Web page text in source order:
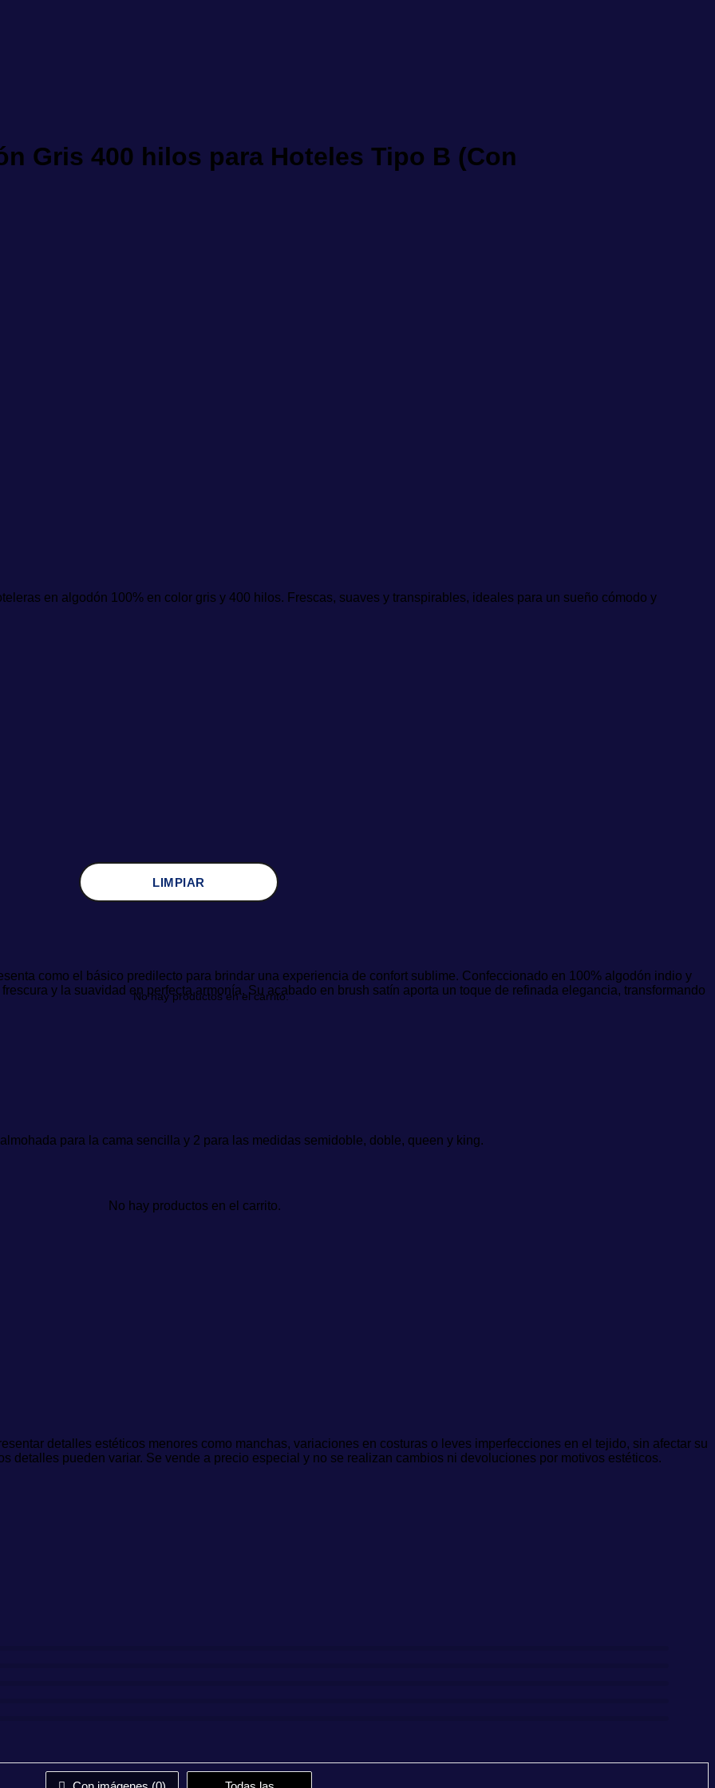
No hay productos en el carrito.
No hay productos en el carrito.
Gris 400 hilos para Hoteles Tipo B (Con
B (Con Imperfecciones) cantidad
en algodón 100% en color gris y 400 hilos. Frescas, suaves y transpirables, ideales para un sueño cómodo y
LIMPIAR
como el básico predilecto para brindar una experiencia de confort sublime. Confeccionado en 100% algodón indio y
y la suavidad en perfecta armonía. Su acabado en brush satín aporta un toque de refinada elegancia, transformando
para la cama sencilla y 2 para las medidas semidoble, doble, queen y king.
detalles estéticos menores como manchas, variaciones en costuras o leves imperfecciones en el tejido, sin afectar su
detalles pueden variar. Se vende a precio especial y no se realizan cambios ni devoluciones por motivos estéticos.